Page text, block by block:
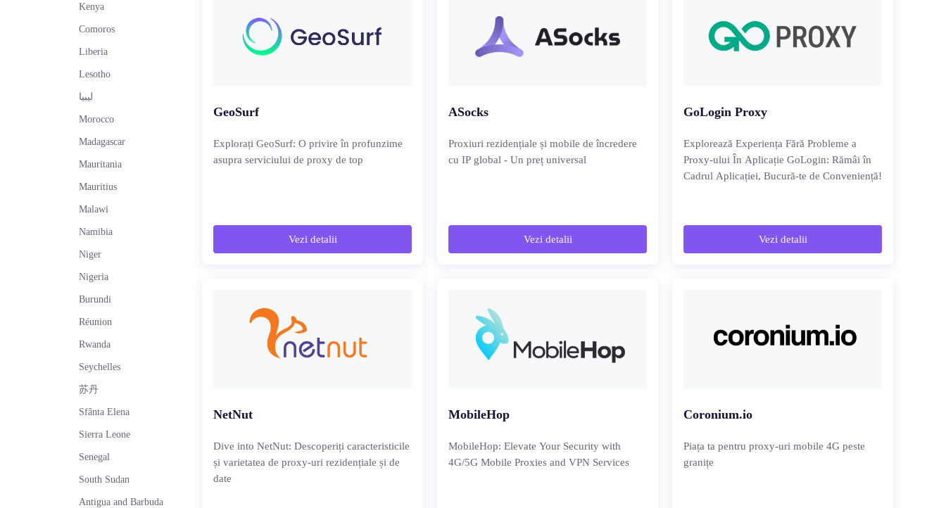
Kenya
Comoros
Liberia
Lesotho
ليبيا
Morocco
Madagascar
Mauritania
Mauritius
Malawi
Namibia
Niger
Nigeria
Burundi
Réunion
Rwanda
Seychelles
苏丹
Sfânta Elena
Sierra Leone
Senegal
South Sudan
Antigua and Barbuda
GeoSurf
Explorați GeoSurf: O privire în profunzime
asupra serviciului de proxy de top
Vezi detalii
ASocks
Proxiuri rezidențiale și mobile de încredere
cu IP global - Un preț universal
Vezi detalii
GoLogin Proxy
Explorează Experiența Fără Probleme a
Proxy-ului În Aplicație GoLogin: Rămâi în
Cadrul Aplicației, Bucură-te de Conveniență!
Vezi detalii
NetNut
Dive into NetNut: Descoperiți caracteristicile
și varietatea de proxy-uri rezidențiale și de
date
MobileHop
MobileHop: Elevate Your Security with
4G/5G Mobile Proxies and VPN Services
Coronium.io
Piața ta pentru proxy-uri mobile 4G peste
granițe